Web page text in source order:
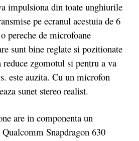
impulsiona din toate unghiurile
pe ecranul acestuia de 6
pereche de microfoane
sunt bine reglate si pozitionate
zgomotul si pentru a va
este auzita. Cu un microfon
sunet stereo realist.
are in componenta un
Snapdragon 630